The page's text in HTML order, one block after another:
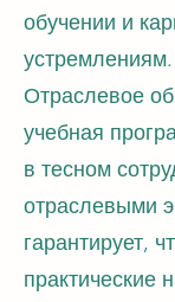
обучении и
устремлениям.
Отраслевое
учебная
в тесном
отраслевыми
гарантирует,
практические